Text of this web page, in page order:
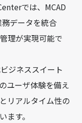
では、MCAD
データを統合
理が実現可能で
ジネススイート
ユーザ体験を備え
リアルタイム性の
す。